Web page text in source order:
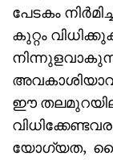
പേടകം
കുറ്റം
ഈ
യോഗ്യത,